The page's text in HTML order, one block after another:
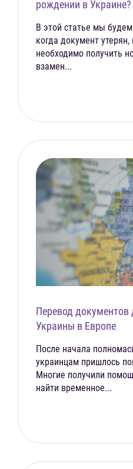
рождении в Украине?
В этой статье мы будем
когда документ
необходимо получить
взамен...
Перевод документов
Украины в Европе
После начала
украинцам пришлось
Многие получили
найти временное...